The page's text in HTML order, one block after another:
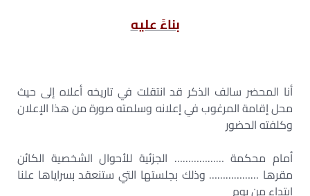
بناءً عليه
أنا المحضر سالف الذكر قد انتقلت في تاريخه أعلاه إلى حيث
محل إقامة المرغوب في إعلانه وسلمته صورة من هذا الإعلان
وكلفته الحضور
أمام محكمة ……………… الجزئية للأحوال الشخصية الكائن
مقرها ……………… وذلك بجلستها التي ستنعقد بسراياها علنا
ابتداء من يوم